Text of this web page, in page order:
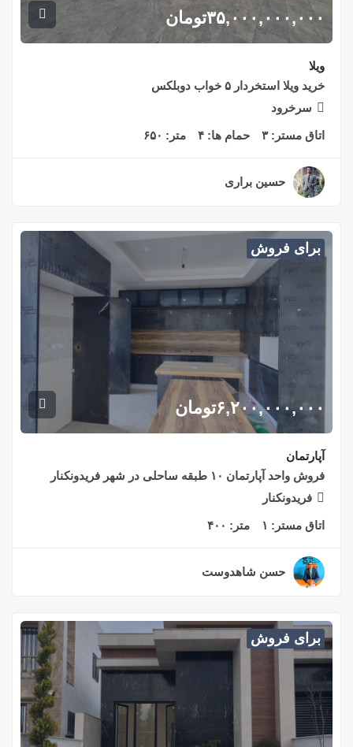
۳۵,۰۰۰,۰۰۰,۰۰۰تومان
ویلا
خرید ویلا استخردار ۵ خواب دوبلکس
سرخرود
اتاق مستر:۳ حمام ها: ۴ متر: ۶۵۰
حسین براری
برای فروش
۶,۲۰۰,۰۰۰,۰۰۰تومان
آپارتمان
فروش واحد آپارتمان ۱۰ طبقه ساحلی در شهر فریدونکنار
فریدونکنار
اتاق مستر: ۱ متر: ۴۰۰
حسن شاهدوست
برای فروش